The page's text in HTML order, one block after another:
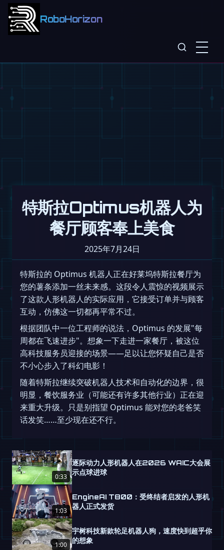
RoboHorizon
特斯拉Optimus机器人为
餐厅顾客奉上美食
2025年7月24日
特斯拉的 Optimus 机器人正在好莱坞特斯拉餐厅为
您的薯条添加一丝未来感。这段令人震惊的视频展示
了这款人形机器人的实际应用，它接受订单并与顾客
互动，仿佛这一切都再平常不过。
根据团队中一位工程师的说法，Optimus 的发展"每
周都在飞速进步"。想象一下走进一家餐厅，被这位
高科技服务员迎接的场景——足以让您怀疑自己是否
不小心步入了科幻电影！
随着特斯拉继续突破机器人技术和自动化的边界，很
明显，餐饮服务业（可能还有许多其他行业）正在迎
来重大升级。只是别指望 Optimus 能对您的老爸笑
话发笑……至少现在还不行。
0:33
逐际动力人形机器人在2026 WAIC大会展
示点球进球
1:03
EngineAI T800：受终结者启发的人形机
器人正式发货
1:00
宇树科技新款轮足机器人狗，速度快到超乎你
的想象